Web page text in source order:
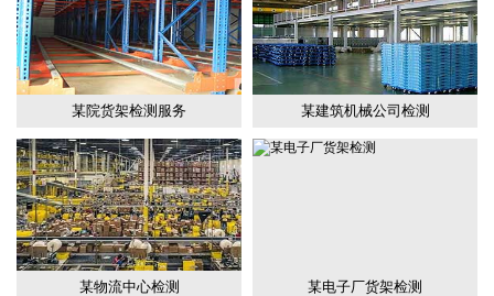
某院货架检测服务 某建筑机械公司检测
某物流中心检测 某电子厂货架检测